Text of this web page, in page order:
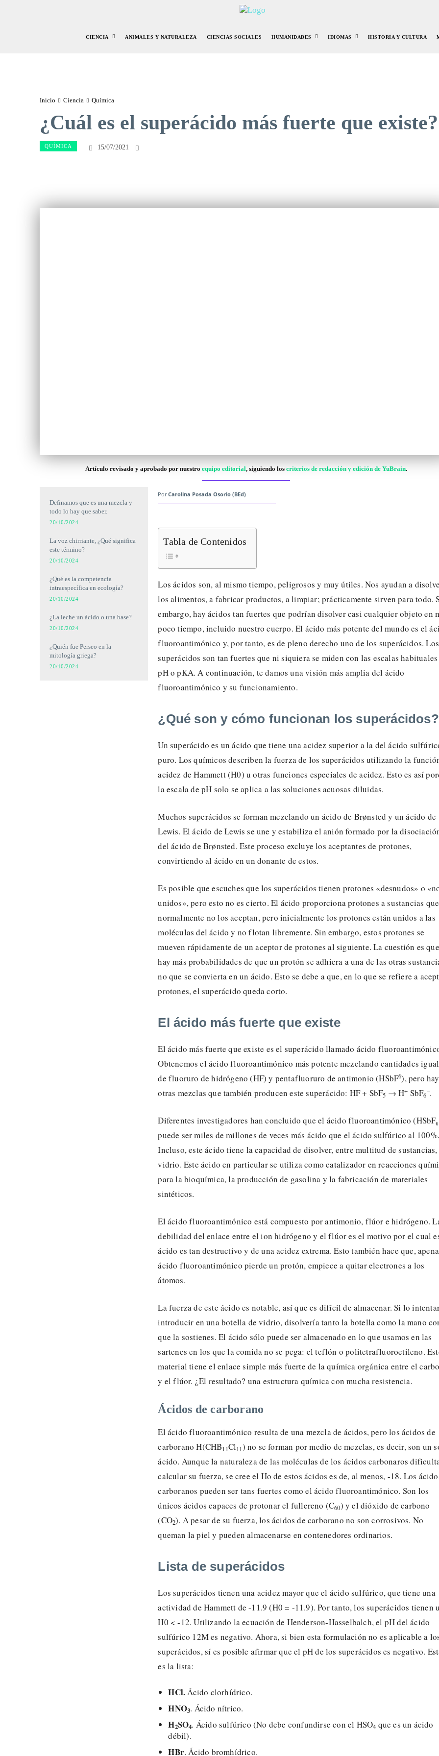
CIENCIA ANIMALES Y NATURALEZA CIENCIAS SOCIALES HUMANIDADES IDIOMAS HISTORIA Y CULTURA
Inicio Ciencia Química
¿Cuál es el superácido más fuerte que existe?
QUÍMICA 15/07/2021
Artículo revisado y aprobado por nuestro equipo editorial, siguiendo los criterios de redacción y edición de YuBrain.
Definamos que es una mezcla y
todo lo hay que saber.
20/10/2024
La voz chirriante, ¿Qué significa
este término?
20/10/2024
¿Qué es la competencia
intraespecífica en ecología?
20/10/2024
¿La leche un ácido o una base?
20/10/2024
¿Quién fue Perseo en la
mitología griega?
20/10/2024
Por Carolina Posada Osorio (BEd)
Tabla de Contenidos
Los ácidos son, al mismo tiempo, peligrosos y muy útiles. Nos ayudan a
los alimentos, a fabricar productos, a limpiar; prácticamente sirven para todo.
embargo, hay ácidos tan fuertes que podrían disolver casi cualquier objeto en
poco tiempo, incluido nuestro cuerpo. El ácido más potente del mundo es el
fluoroantimónico y, por tanto, es de pleno derecho uno de los superácidos. Los
superácidos son tan fuertes que ni siquiera se miden con las escalas habituales
pH o pKA. A continuación, te damos una visión más amplia del ácido
fluoroantimónico y su funcionamiento.
¿Qué son y cómo funcionan los superácidos?
Un superácido es un ácido que tiene una acidez superior a la del ácido
puro. Los químicos describen la fuerza de los superácidos utilizando la
acidez de Hammett (H0) u otras funciones especiales de acidez. Esto es así
la escala de pH solo se aplica a las soluciones acuosas diluidas.
Muchos superácidos se forman mezclando un ácido de Brønsted y un ácido de
Lewis. El ácido de Lewis se une y estabiliza el anión formado por la
del ácido de Brønsted. Este proceso excluye los aceptantes de protones,
convirtiendo al ácido en un donante de estos.
Es posible que escuches que los superácidos tienen protones «desnudos» o
unidos», pero esto no es cierto. El ácido proporciona protones a sustancias que
normalmente no los aceptan, pero inicialmente los protones están unidos a las
moléculas del ácido y no flotan libremente. Sin embargo, estos protones se
mueven rápidamente de un aceptor de protones al siguiente. La cuestión es que
hay más probabilidades de que un protón se adhiera a una de las otras
no que se convierta en un ácido. Esto se debe a que, en lo que se refiere a
protones, el superácido queda corto.
El ácido más fuerte que existe
El ácido más fuerte que existe es el superácido llamado ácido
Obtenemos el ácido fluoroantimónico más potente mezclando cantidades
de fluoruro de hidrógeno (HF) y pentafluoruro de antimonio (HSbF6), pero hay
otras mezclas que también producen este superácido: HF + SbF5 → H+ SbF6
–.
Diferentes investigadores han concluido que el ácido fluoroantimónico
puede ser miles de millones de veces más ácido que el ácido sulfúrico al 100%.
Incluso, este ácido tiene la capacidad de disolver, entre multitud de sustancias,
vidrio. Este ácido en particular se utiliza como catalizador en reacciones
para la bioquímica, la producción de gasolina y la fabricación de materiales
sintéticos.
El ácido fluoroantimónico está compuesto por antimonio, flúor e hidrógeno.
debilidad del enlace entre el ion hidrógeno y el flúor es el motivo por el cual
ácido es tan destructivo y de una acidez extrema. Esto también hace que,
ácido fluoroantimónico pierde un protón, empiece a quitar electrones a los
átomos.
La fuerza de este ácido es notable, así que es difícil de almacenar. Si lo
introducir en una botella de vidrio, disolvería tanto la botella como la mano
que la sostienes. El ácido sólo puede ser almacenado en lo que usamos en las
sartenes en los que la comida no se pega: el teflón o politetrafluoroetileno.
material tiene el enlace simple más fuerte de la química orgánica entre el
y el flúor. ¿El resultado? una estructura química con mucha resistencia.
Ácidos de carborano
El ácido fluoroantimónico resulta de una mezcla de ácidos, pero los ácidos de
carborano H(CHB11Cl11) no se forman por medio de mezclas, es decir, son un
ácido. Aunque la naturaleza de las moléculas de los ácidos carbonaros
calcular su fuerza, se cree el Ho de estos ácidos es de, al menos, -18. Los
carboranos pueden ser tans fuertes como el ácido fluoroantimónico. Son los
únicos ácidos capaces de protonar el fullereno (C60) y el dióxido de carbono
(CO2). A pesar de su fuerza, los ácidos de carborano no son corrosivos. No
queman la piel y pueden almacenarse en contenedores ordinarios.
Lista de superácidos
Los superácidos tienen una acidez mayor que el ácido sulfúrico, que tiene una
actividad de Hammett de -11.9 (H0 = -11.9). Por tanto, los superácidos tienen
H0 < -12. Utilizando la ecuación de Henderson-Hasselbalch, el pH del ácido
sulfúrico 12M es negativo. Ahora, si bien esta formulación no es aplicable a
superácidos, sí es posible afirmar que el pH de los superácidos es negativo.
es la lista:
HCl.Ácido clorhídrico.
HNO3. Ácido nítrico.
H2SO4. Ácido sulfúrico (No debe confundirse con el HSO4 que es un ácido
débil).
HBr. Ácido bromhídrico.